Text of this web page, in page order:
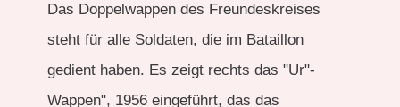
Das Doppelwappen des Freundeskreises
steht für alle Soldaten, die im Bataillon
gedient haben. Es zeigt rechts das "Ur"-
Wappen", 1956 eingeführt, das das